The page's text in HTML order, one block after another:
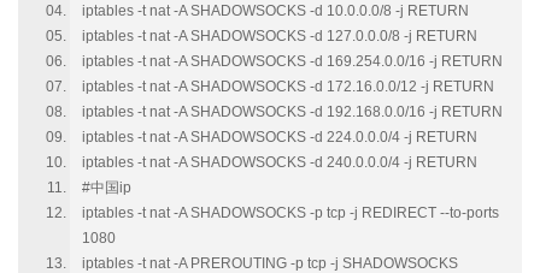
iptables -t nat -A SHADOWSOCKS -d 10.0.0.0/8 -j RETURN
iptables -t nat -A SHADOWSOCKS -d 127.0.0.0/8 -j RETURN
iptables -t nat -A SHADOWSOCKS -d 169.254.0.0/16 -j RETURN
iptables -t nat -A SHADOWSOCKS -d 172.16.0.0/12 -j RETURN
iptables -t nat -A SHADOWSOCKS -d 192.168.0.0/16 -j RETURN
iptables -t nat -A SHADOWSOCKS -d 224.0.0.0/4 -j RETURN
iptables -t nat -A SHADOWSOCKS -d 240.0.0.0/4 -j RETURN
#中国ip
iptables -t nat -A SHADOWSOCKS -p tcp -j REDIRECT --to-ports
1080
iptables -t nat -A PREROUTING -p tcp -j SHADOWSOCKS